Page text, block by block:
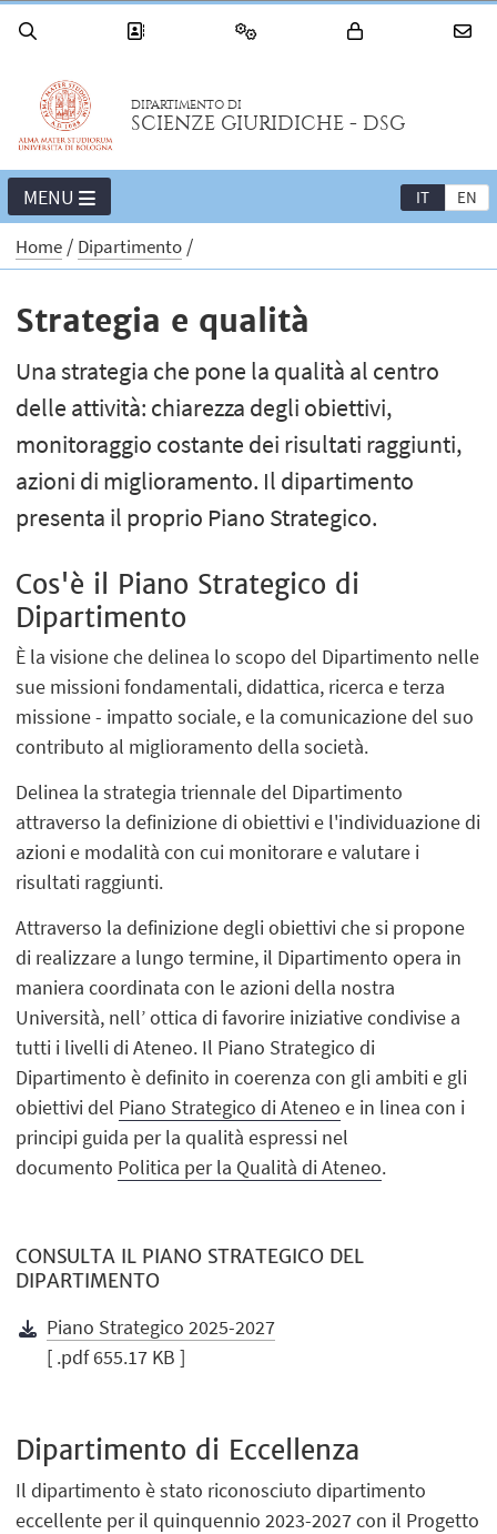
DIPARTIMENTO DI
SCIENZE GIURIDICHE - DSG
IT EN
MENU
Home Dipartimento
Strategia e qualità
Una strategia che pone la qualità al centro
delle attività: chiarezza degli obiettivi,
monitoraggio costante dei risultati raggiunti,
azioni di miglioramento. Il dipartimento
presenta il proprio Piano Strategico.
Cos'è il Piano Strategico di
Dipartimento
È la visione che delinea lo scopo del Dipartimento nelle
sue missioni fondamentali, didattica, ricerca e terza
missione - impatto sociale, e la comunicazione del suo
contributo al miglioramento della società.
Delinea la strategia triennale del Dipartimento
attraverso la definizione di obiettivi e l'individuazione di
azioni e modalità con cui monitorare e valutare i
risultati raggiunti.
Attraverso la definizione degli obiettivi che si propone
di realizzare a lungo termine, il Dipartimento opera in
maniera coordinata con le azioni della nostra
Università, nell’ ottica di favorire iniziative condivise a
tutti i livelli di Ateneo. Il Piano Strategico di
Dipartimento è definito in coerenza con gli ambiti e gli
obiettivi del Piano Strategico di Ateneo e in linea con i
principi guida per la qualità espressi nel
documento Politica per la Qualità di Ateneo.
CONSULTA IL PIANO STRATEGICO DEL
DIPARTIMENTO
Piano Strategico 2025-2027
[ .pdf 655.17 KB ]
Dipartimento di Eccellenza
Il dipartimento è stato riconosciuto dipartimento
eccellente per il quinquennio 2023-2027 con il Progetto